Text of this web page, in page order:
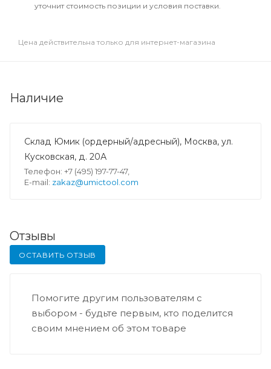
уточнит стоимость позиции и условия поставки.
Цена действительна только для интернет-магазина
Наличие
Склад Юмик (ордерный/адресный), Москва, ул.
Кусковская, д. 20А
Телефон: +7 (495) 197-77-47,
E-mail: zakaz@umictool.com
Отзывы
ОСТАВИТЬ ОТЗЫВ
Помогите другим пользователям с
выбором - будьте первым, кто поделится
своим мнением об этом товаре